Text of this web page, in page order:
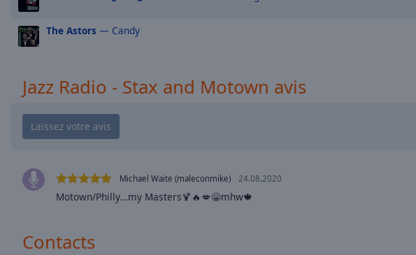
Text
Color
Opacity
Caption
The Astors — Candy
Jazz Radio - Stax and Motown avis
Michael Waite (maleconmike) 24.08.2020
Motown/Philly...my Masters🍹🔥💋😀mhw🍁
Contacts